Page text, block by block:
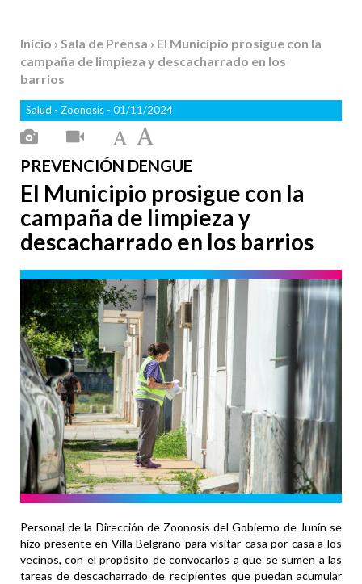
Inicio › Sala de Prensa › El Municipio prosigue con la
campaña de limpieza y descacharrado en los
barrios
Salud - Zoonosis - 01/11/2024
PREVENCIÓN DENGUE
El Municipio prosigue con la
campaña de limpieza y
descacharrado en los barrios
Personal de la Dirección de Zoonosis del Gobierno de Junín se
hizo presente en Villa Belgrano para visitar casa por casa a los
vecinos, con el propósito de convocarlos a que se sumen a las
tareas de descacharrado de recipientes que puedan acumular